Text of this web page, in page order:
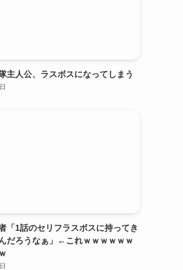
主人公、ラスボスになってしまう
「1話のセリフラスボスに持ってき
だろうなぁ」←これｗｗｗｗｗｗ